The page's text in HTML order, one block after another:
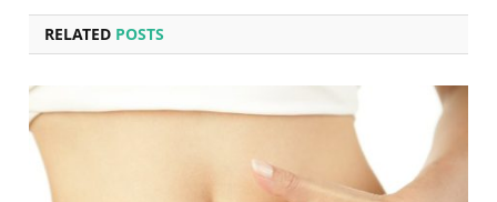
RELATED POSTS